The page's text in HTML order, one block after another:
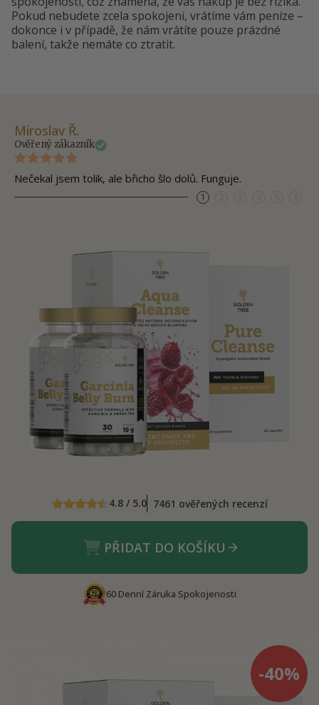
Pokud nebudete zcela spokojeni, vrátíme vám peníze –
dokonce i v případě, že nám vrátíte pouze prázdné
balení, takže nemáte co ztratit.
Miroslav Ř.
Ověřený zákazník
Nečekal jsem tolik, ale břicho šlo dolů. Funguje.
1
4.8 / 5.0 7461 ověřených recenzí
PŘIDAT DO KOŠÍKU
60 Denní Záruka Spokojenosti
-40%